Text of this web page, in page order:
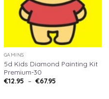
GAMINS
5d Kids Diamond Painting Kit
Premium-30
€12.95 – €67.95